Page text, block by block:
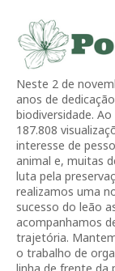
Neste 2 de
anos de
biodiversidade.
187.808
interesse de
animal e, muitas
luta pela
realizamos uma
sucesso do leão
acompanhamos
trajetória.
o trabalho de